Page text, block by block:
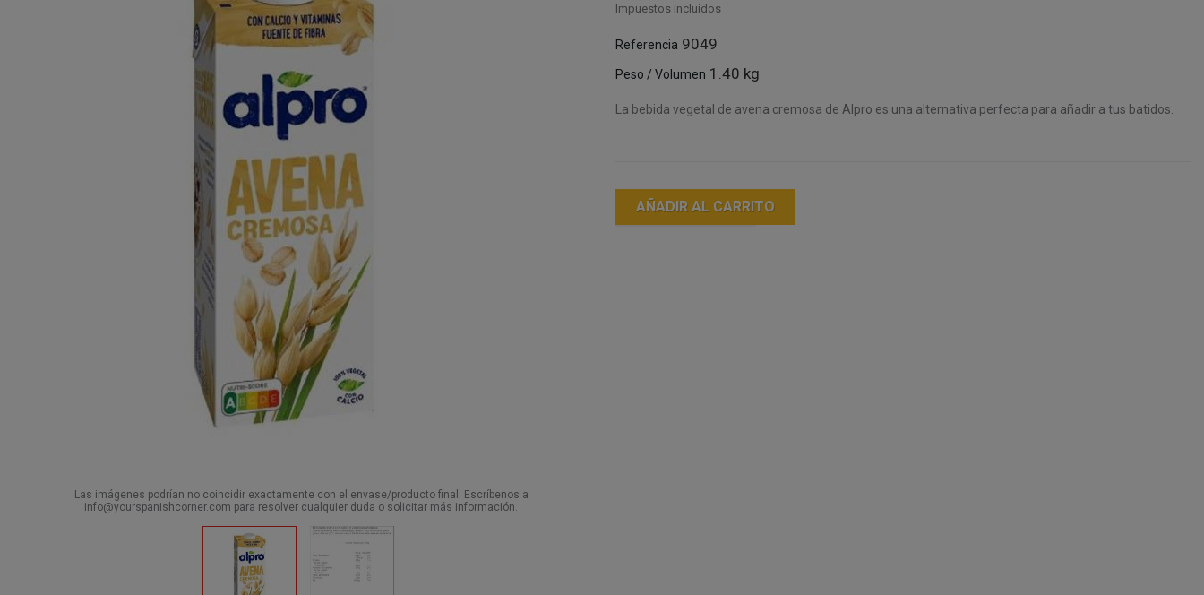
Las imágenes podrían no coincidir exactamente con el envase/producto final. Escríbenos a
info@yourspanishcorner.com para resolver cualquier duda o solicitar más información.
Impuestos incluidos
Referencia 9049
Peso / Volumen 1.40 kg
La bebida vegetal de avena cremosa de Alpro es una alternativa perfecta para añadir a tus batidos.
AÑADIR AL CARRITO